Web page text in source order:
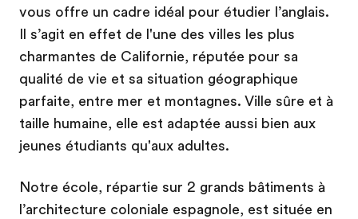
vous offre un cadre idéal pour étudier l’anglais.
Il s’agit en effet de l'une des villes les plus
charmantes de Californie, réputée pour sa
qualité de vie et sa situation géographique
parfaite, entre mer et montagnes. Ville sûre et à
taille humaine, elle est adaptée aussi bien aux
jeunes étudiants qu'aux adultes.
Notre école, répartie sur 2 grands bâtiments à
l’architecture coloniale espagnole, est située en